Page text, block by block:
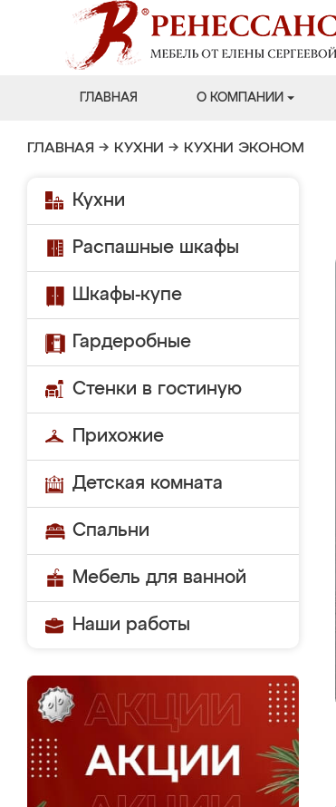
ГЛАВНАЯ О КОМПАНИИ
ГЛАВНАЯ → КУХНИ → КУХНИ ЭКОНОМ
Кухни
Распашные шкафы
Шкафы-купе
Гардеробные
Стенки в гостиную
Прихожие
Детская комната
Спальни
Мебель для ванной
Наши работы